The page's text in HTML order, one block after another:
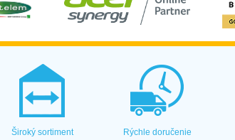
Široký sortiment Rýchle doručenie